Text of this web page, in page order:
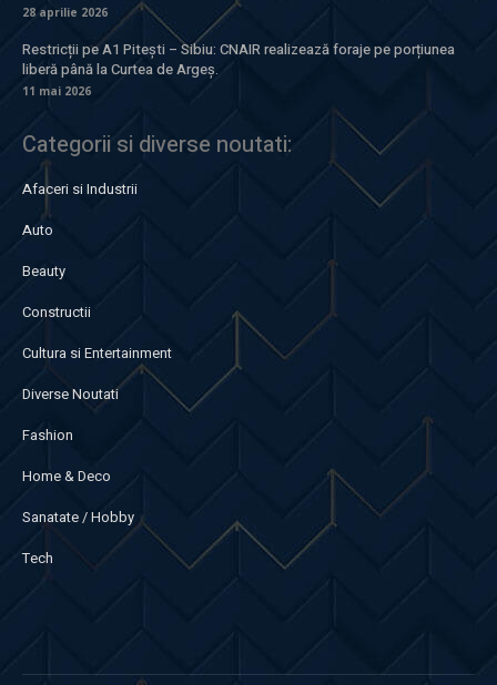
28 aprilie 2026
Restricții pe A1 Pitești – Sibiu: CNAIR realizează foraje pe porțiunea
liberă până la Curtea de Argeș.
11 mai 2026
Categorii si diverse noutati:
Afaceri si Industrii
Auto
Beauty
Constructii
Cultura si Entertainment
Diverse Noutati
Fashion
Home & Deco
Sanatate / Hobby
Tech